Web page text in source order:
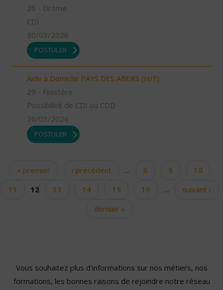
26 - Drôme
CDI
30/03/2026
POSTULER
Aide à Domicile PAYS DES ABERS (H/F)
29 - Finistère
Possibilité de CDI ou CDD
26/03/2026
POSTULER
Pages« premier ‹ précédent … 8 9
10
11
12 13 14 15 16 …
suivant ›
dernier »
Vous souhaitez plus d'informations sur nos métiers, nos
formations, les bonnes raisons de rejoindre notre réseau